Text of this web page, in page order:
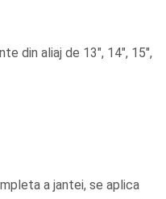
din aliaj de 13″, 14″, 15″,
a jantei, se aplica